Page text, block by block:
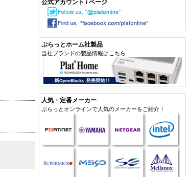
公式アカウント / ページ
ぷらっとホーム社製品
当社ブランドの製品情報はこちら
人気・定番メーカー
ぷらっとオンラインで人気のメーカーをご紹介！